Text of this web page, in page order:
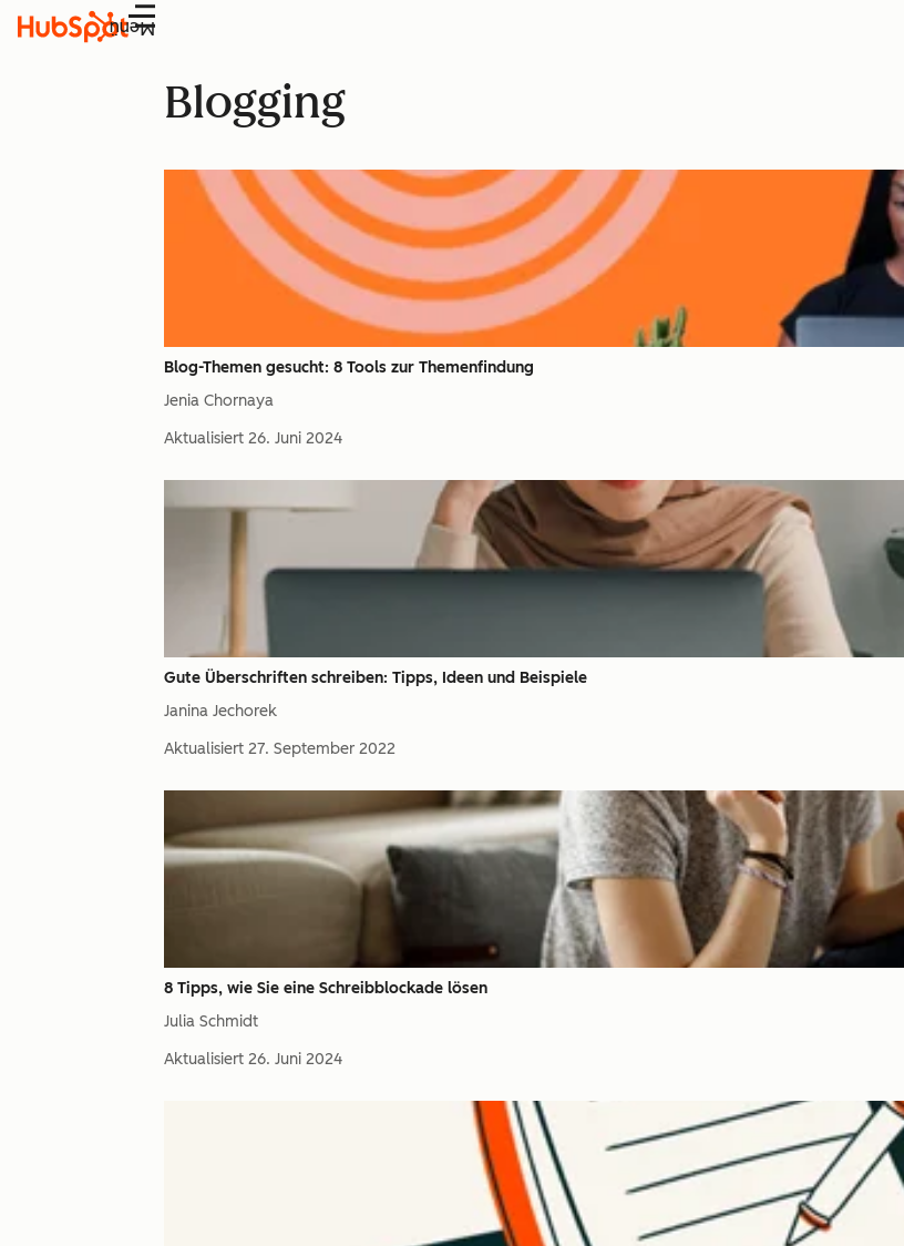
Menü
Blogging
Blog-Themen gesucht: 8 Tools zur Themenfindung
Jenia Chornaya
Aktualisiert 26. Juni 2024
Gute Überschriften schreiben: Tipps, Ideen und Beispiele
Janina Jechorek
Aktualisiert 27. September 2022
8 Tipps, wie Sie eine Schreibblockade lösen
Julia Schmidt
Aktualisiert 26. Juni 2024